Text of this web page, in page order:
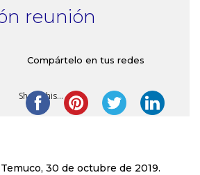
reunión
Compártelo en tus redes
Share this...
Temuco, 30 de octubre de 2019.